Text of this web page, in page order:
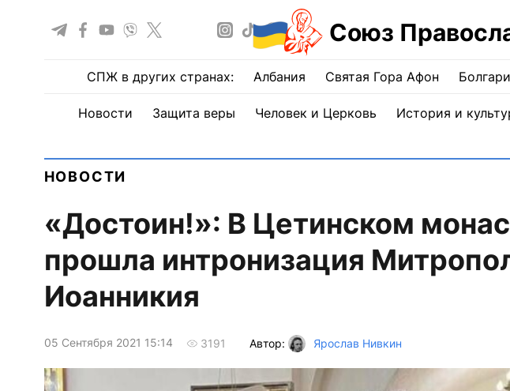
Союз
СПЖ в других странах: Албания Святая Гора Афон
Новости Защита веры Человек и Церковь История и
НОВОСТИ
«Достоин!»: В Цетинском
прошла интронизация
Иоанникия
05 Сентября 2021 15:14 3191 Автор: Ярослав Нивкин